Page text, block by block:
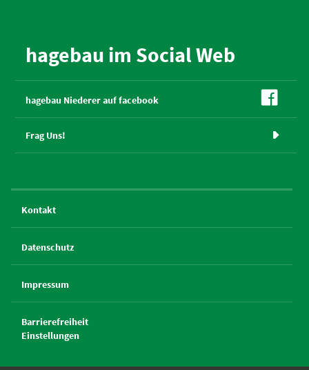
hagebau im Social Web
hagebau Niederer auf facebook 
Frag Uns! 
Kontakt
Datenschutz
Impressum
Barrierefreiheit
Einstellungen